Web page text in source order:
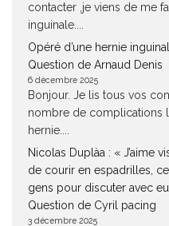
contacter ,je viens de me
inguinale....
Opéré d’une hernie
Question de Arnaud Denis
6 décembre 2025
Bonjour. Je lis tous vos
nombre de complications
hernie....
Nicolas Duplàa : « J’aime
de courir en espadrilles,
gens pour discuter avec
Question de Cyril pacing
3 décembre 2025